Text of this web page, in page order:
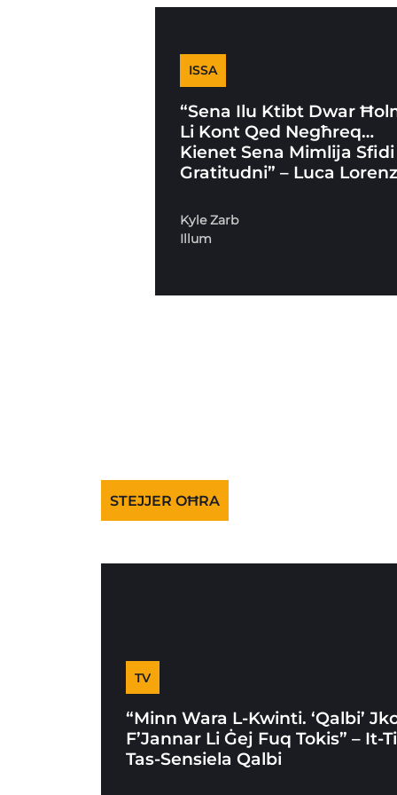
ISSA
“Sena Ilu Ktibt Dwar
Li Kont Qed Negħreq…
Kienet Sena Mimlija Sfidi
Gratitudni” – Luca
Kyle Zarb
Illum
STEJJER OĦRA
TV
“Minn Wara L-Kwinti. ‘Qalbi’
F’Jannar Li Ġej Fuq Tokis” – It-
Tas-Sensiela Qalbi